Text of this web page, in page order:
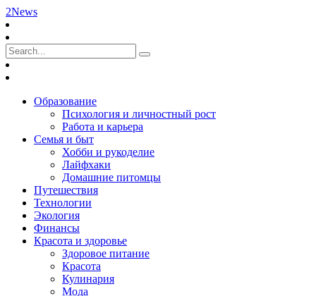
2News
Образование
Психология и личностный рост
Работа и карьера
Семья и быт
Хобби и рукоделие
Лайфхаки
Домашние питомцы
Путешествия
Технологии
Экология
Финансы
Красота и здоровье
Здоровое питание
Красота
Кулинария
Мода